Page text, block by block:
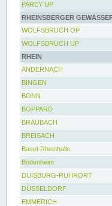
PAREY UP
RHEINSBERGER
WOLFSBRUCH OP
WOLFSBRUCH UP
RHEIN
ANDERNACH
BINGEN
BONN
BOPPARD
BRAUBACH
BREISACH
Basel-Rheinhalle
Bodenheim
DUISBURG-RUHRORT
DÜSSELDORF
EMMERICH